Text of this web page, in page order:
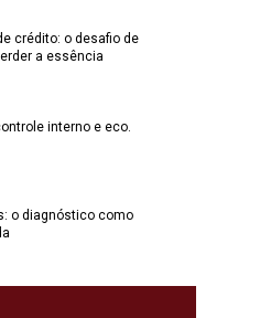
crédito: o desafio de
a essência
interno e eco.
o diagnóstico como